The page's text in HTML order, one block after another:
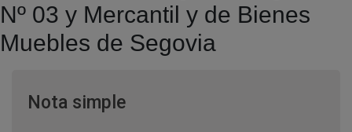
Nº 03 y Mercantil y de Bienes
Muebles de Segovia
Nota simpleVentana nueva